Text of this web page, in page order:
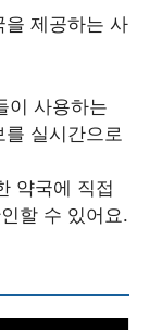
을 제공하는 사
이 사용하는
실시간으로
약국에 직접
할 수 있어요.